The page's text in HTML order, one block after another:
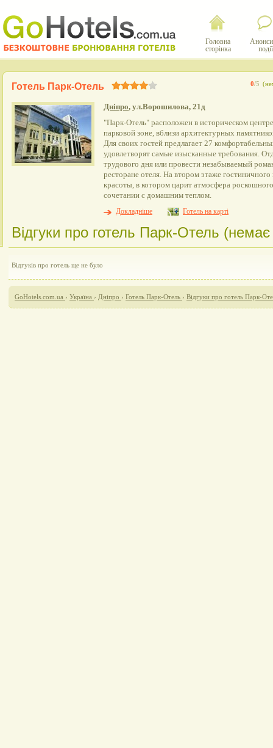
Головна
сторінка
події
0/5
Готель Парк-Отель
Дніпро, ул.Ворошилова, 21д
"Парк-Отель" расположен в историческом
парковой зоне, вблизи архитектурных
Для своих гостей предлагает 27
удовлетворят самые изысканные требования.
трудового дня или провести незабываемый
ресторане отеля. На втором этаже
красоты, в котором царит атмосфера
сочетании с домашним теплом.
Докладніше
Готель на карті
Відгуки про готель Парк-Отель (немає
Відгуків про готель ще не було
GoHotels.com.ua › Україна › Дніпро › Готель Парк-Отель › Відгуки про готель Парк-